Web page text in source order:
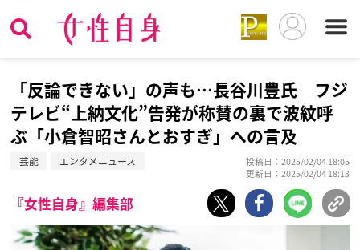
「反論できない」の声も…長谷川豊氏 フジ
テレビ“上納文化”告発が称賛の裏で波紋呼
ぶ「小倉智昭さんとおすぎ」への言及
芸能 エンタメニュース
投稿日：2025/02/04 18:05
更新日：2025/02/04 18:13
『女性自身』編集部